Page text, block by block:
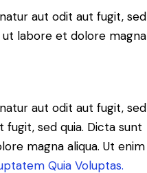
aut odit aut fugit, sed
ut labore et dolore magna
aut odit aut fugit, sed
sed quia. Dicta sunt
magna aliqua. Ut enim
Quia Voluptas.